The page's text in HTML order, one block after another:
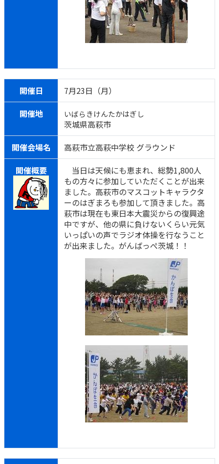
開催日
7月23日（月）
開催地
いばらきけんたかはぎし
茨城県高萩市
開催会場名
高萩市立高萩中学校 グラウンド
開催概要
当日は天候にも恵まれ、総勢1,800人
もの方々に参加していただくことが出来
ました。高萩市のマスコットキャラクタ
ーのはぎまろも参加して頂きました。高
萩市は現在も東日本大震災からの復興途
中ですが、他の県に負けないくらい元気
いっぱいの声でラジオ体操を行なうこと
が出来ました。がんばっぺ茨城！！